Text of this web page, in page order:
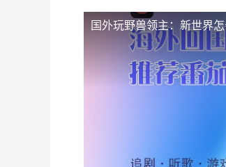
国外玩野兽领主：新世界